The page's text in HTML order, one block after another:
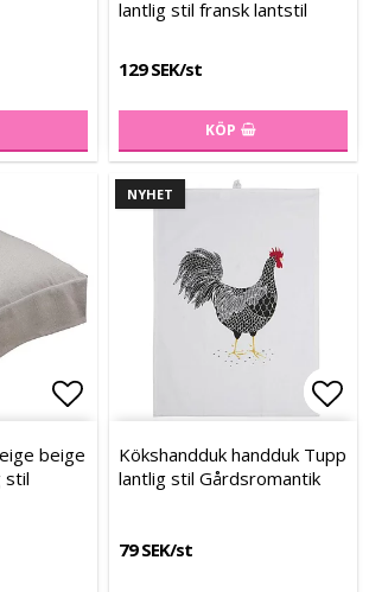
lantlig stil fransk lantstil
129 SEK/st
KÖP
Lägg till i favoritlistan
beige
stil
NYHET
Kökshandduk handduk Tupp
lantlig stil Gårdsromantik
79 SEK/st